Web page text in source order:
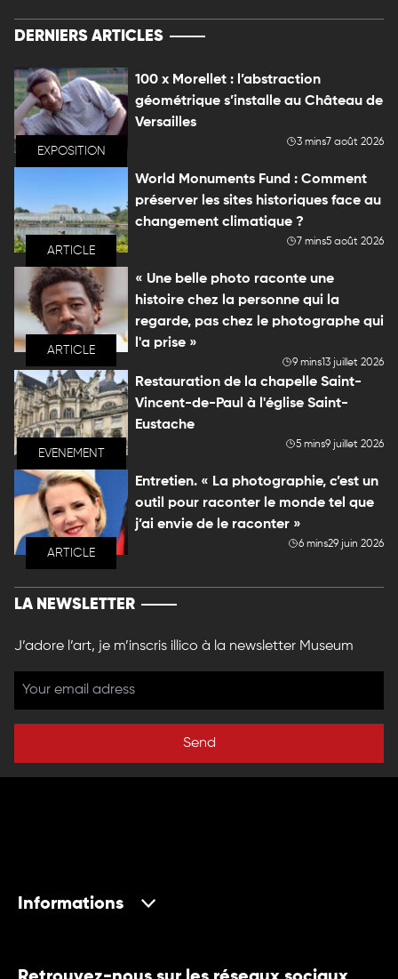
DERNIERS ARTICLES
EXPOSITION
100 x Morellet : l’abstraction
géométrique s’installe au Château de
Versailles
3 mins7 août 2026
ARTICLE
World Monuments Fund : Comment
préserver les sites historiques face au
changement climatique ?
7 mins5 août 2026
ARTICLE
« Une belle photo raconte une
histoire chez la personne qui la
regarde, pas chez le photographe qui
l'a prise »
9 mins13 juillet 2026
EVENEMENT
Restauration de la chapelle Saint-
Vincent-de-Paul à l'église Saint-
Eustache
5 mins9 juillet 2026
ARTICLE
Entretien. « La photographie, c’est un
outil pour raconter le monde tel que
j’ai envie de le raconter »
6 mins29 juin 2026
LA NEWSLETTER
J’adore l’art, je m’inscris illico à la newsletter Museum
Send
Informations